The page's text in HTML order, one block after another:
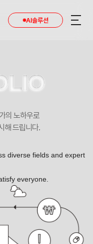
AI솔루션
의 노하우로
해 드립니다.
diverse fields and expert
everyone.